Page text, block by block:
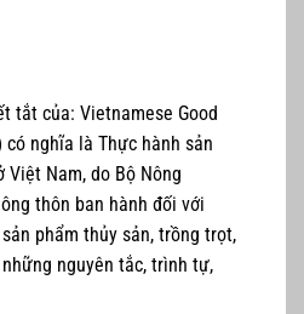
tắt của: Vietnamese Good
nghĩa là Thực hành sản
Nam, do Bộ Nông
thôn ban hành đối với
phẩm thủy sản, trồng trọt,
nguyên tắc, trình tự,